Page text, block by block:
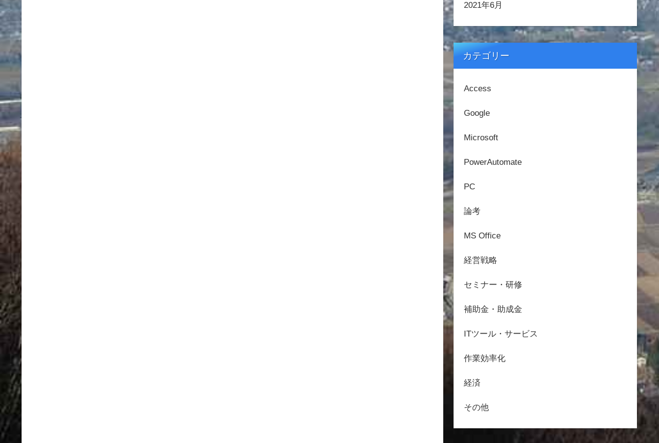
2021年6月
カテゴリー
Access
Google
Microsoft
PowerAutomate
PC
論考
MS Office
経営戦略
セミナー・研修
補助金・助成金
ITツール・サービス
作業効率化
経済
その他